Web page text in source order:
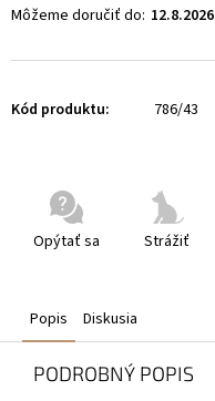
Môžeme doručiť do: 12.8.2026
Opýtať sa Strážiť
Kód produktu: 786/43
Popis Diskusia
PODROBNÝ POPIS